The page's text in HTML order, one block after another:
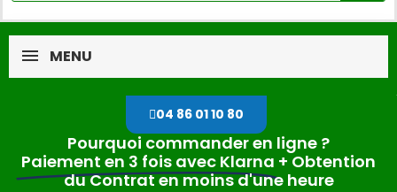
MENU
04 86 01 10 80
Pourquoi commander en ligne ?
Paiement en 3 fois avec Klarna + Obtention
du Contrat en moins d'une heure